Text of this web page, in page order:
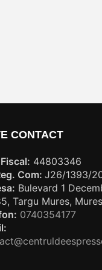
CONTACT
44803346
Com: J26/1393/
Bulevard 1
Targu Mures, Mures
0740354177